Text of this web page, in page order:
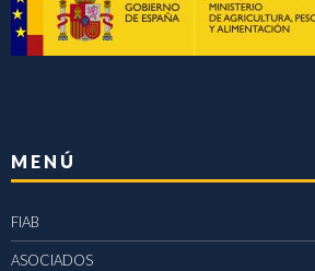
MENÚ
FIAB
ASOCIADOS